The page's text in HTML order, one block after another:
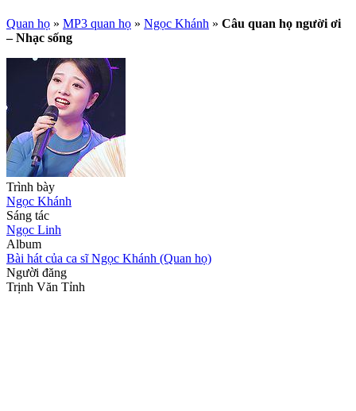
Quan họ » MP3 quan họ » Ngọc Khánh » Câu quan họ người ơi
– Nhạc sống
Trình bày
Ngọc Khánh
Sáng tác
Ngọc Linh
Album
Bài hát của ca sĩ Ngọc Khánh (Quan họ)
Người đăng
Trịnh Văn Tỉnh